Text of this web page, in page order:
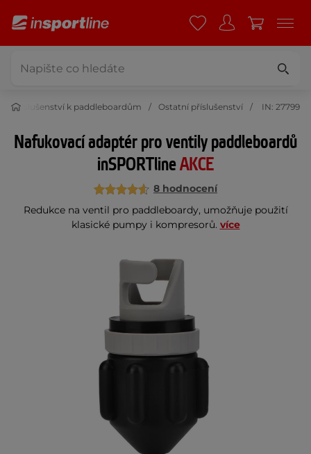
Příslušenství k paddleboardům Ostatní příslušenství IN: 27799
Nafukovací adaptér pro ventily paddleboardů
inSPORTlineAKCE
8 hodnocení
Redukce na ventil pro paddleboardy, umožňuje použití
klasické pumpy i kompresorů. více